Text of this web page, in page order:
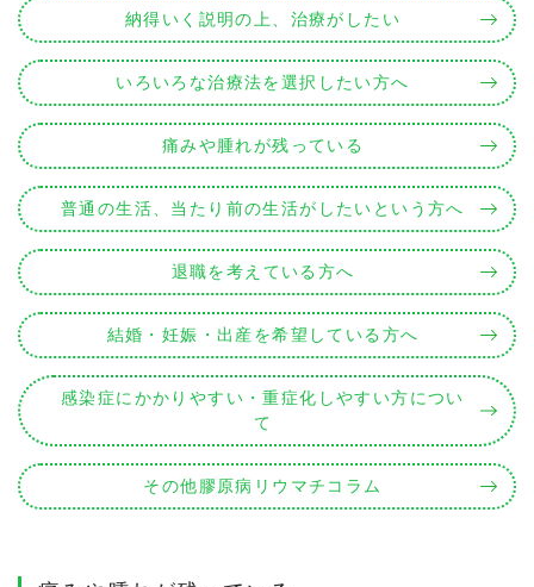
納得いく説明の上、治療がしたい
いろいろな治療法を選択したい方へ
痛みや腫れが残っている
普通の生活、当たり前の生活がしたいという方へ
退職を考えている方へ
結婚・妊娠・出産を希望している方へ
感染症にかかりやすい・重症化しやすい方につい
て
その他膠原病リウマチコラム